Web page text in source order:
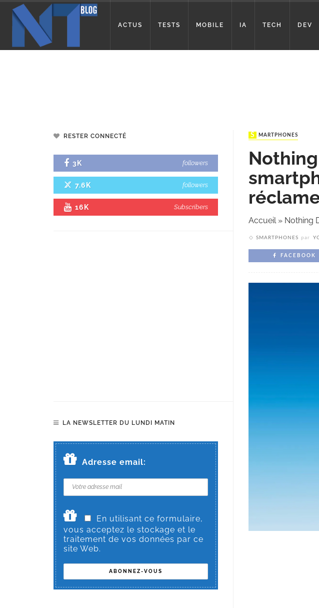
ACTUS TESTS MOBILE IA TECH DEV
SMARTPHONES
Accueil» Nothing
SMARTPHONES par
FACEBOOK
RESTER CONNECTÉ
3K followers
7.6K followers
16K Subscribers
LA NEWSLETTER DU LUNDI MATIN
Adresse email:
En utilisant ce formulaire,
vous acceptez le stockage et le
traitement de vos données par ce
site Web.